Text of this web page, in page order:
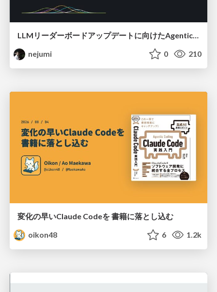
LLMリーダーボードアップデートに向けたAgentic Math_SWEのトレースについて
nejumi
0 210
変化の早いClaude Codeを 書籍に落とし込む
oikon48
6 1.2k